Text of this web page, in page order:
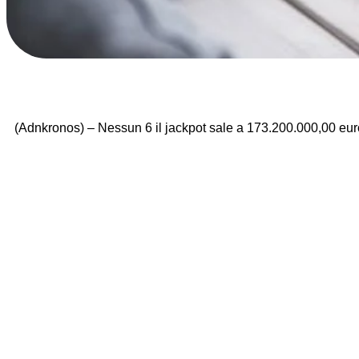
(Adnkronos) – Nessun 6 il jackpot sale a 173.200.000,00